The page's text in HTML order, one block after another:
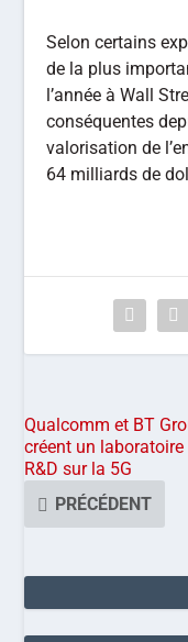
Selon certains
de la plus
l’année à Wall
conséquentes
valorisation de
64 milliards de
Qualcomm et BT
créent un laboratoire
R&D sur la 5G
PRÉCÉDENT